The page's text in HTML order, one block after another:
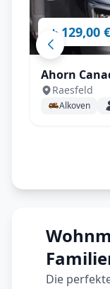
ab 129,00 €
Ahorn
TV,
inklusive
Raesfeld
Alkoven
Die